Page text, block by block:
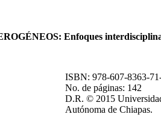
Enfoques
ISBN: 978-607-8363-
No. de páginas: 142
D.R. © 2015
Autónoma de Chiapas.